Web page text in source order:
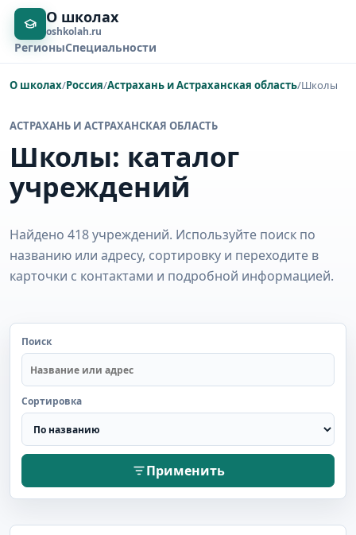
О школах
oshkolah.ru
РегионыСпециальности
О школах/Россия/Астрахань и Астраханская область/Школы
АСТРАХАНЬ И АСТРАХАНСКАЯ ОБЛАСТЬ
Школы: каталог
учреждений
Найдено 418 учреждений. Используйте поиск по
названию или адресу, сортировку и переходите в
карточки с контактами и подробной информацией.
Поиск
Сортировка
Применить